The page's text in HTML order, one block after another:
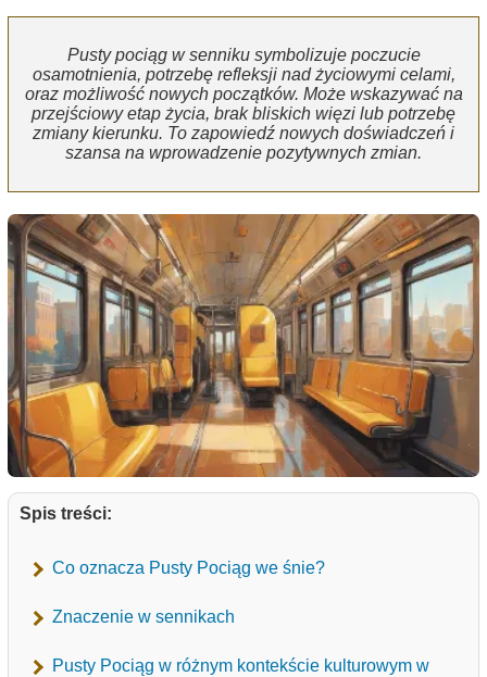
Pusty pociąg w senniku symbolizuje poczucie
osamotnienia, potrzebę refleksji nad życiowymi celami,
oraz możliwość nowych początków. Może wskazywać na
przejściowy etap życia, brak bliskich więzi lub potrzebę
zmiany kierunku. To zapowiedź nowych doświadczeń i
szansa na wprowadzenie pozytywnych zmian.
Spis treści:
Co oznacza Pusty Pociąg we śnie?
Znaczenie w sennikach
Pusty Pociąg w różnym kontekście kulturowym w